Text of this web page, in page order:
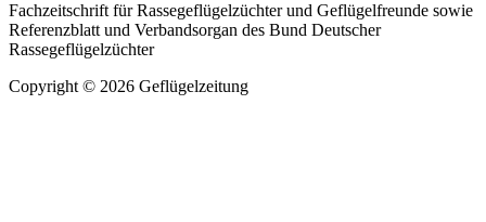
Fachzeitschrift für Rassegeflügelzüchter und Geflügelfreunde sowie
Referenzblatt und Verbandsorgan des Bund Deutscher
Rassegeflügelzüchter
Copyright © 2026 Geflügelzeitung